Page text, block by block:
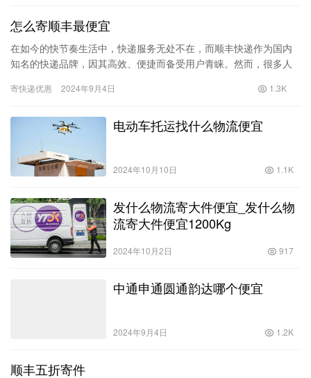
怎么寄顺丰最便宜
在如今的快节奏生活中，快递服务无处不在，而顺丰快递作为国内
知名的快递品牌，因其高效、便捷而备受用户青睐。然而，很多人
忽视的…
寄快递优惠 2024年9月4日 1.3K
电动车托运找什么物流便宜
2024年10月10日 1.1K
发什么物流寄大件便宜_发什么物
流寄大件便宜1200Kg
2024年10月2日 917
中通申通圆通韵达哪个便宜
2024年9月4日 1.2K
顺丰五折寄件